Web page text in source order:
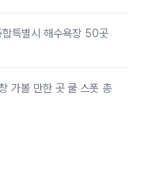
합특별시 해수욕장 50곳
가볼 만한 곳 쿨 스폿 총